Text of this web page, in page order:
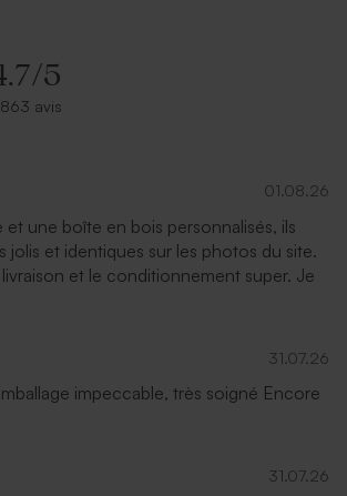
/5
avis
01.08.26
et une boîte en bois personnalisés, ils
jolis et identiques sur les photos du site.
et le conditionnement super. Je
31.07.26
impeccable, très soigné Encore
31.07.26